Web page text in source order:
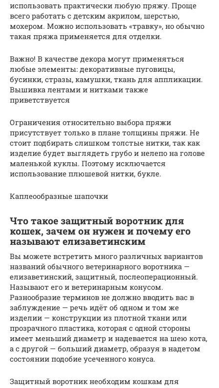
использовать практически любую пряжу. Проще
всего работать с детским акрилом, шерстью,
мохером. Можно использовать «травку», но обычно
такая пряжа применяется для отделки.
Важно! В качестве декора могут применяться
любые элементы: декоративные пуговицы,
бусинки, стразы, камушки, ткань для аппликации.
Вышивка лентами и нитками также
приветствуется
Ограничения относительно выбора пряжи
присутствует только в плане толщины пряжи. Не
стоит подбирать слишком толстые нитки, так как
изделие будет выглядеть грубо и нелепо на голове
маленькой куклы. Поэтому исключается
использование плюшевой нитки, букле.
Каплеообразные шапочки
Что такое защитный воротник для
кошек, зачем он нужен и почему его
называют елизаветинским
Вы можете встретить много различных вариантов
названий обычного ветеринарного воротника —
елизаветинский, защитный, послеоперационный.
Называют его и ветеринарным конусом.
Разнообразие терминов не должно вводить вас в
заблуждение — речь идёт об одном и том же
изделии — конструкции из плотной ткани или
прозрачного пластика, которая с одной стороны
имеет меньший диаметр и надевается на шею кота,
а с другой — больший диаметр, образуя в надетом
состоянии подобие усеченного конуса.
Защитный воротник необходим кошкам для